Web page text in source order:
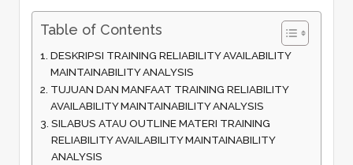
Table of Contents
DESKRIPSI TRAINING RELIABILITY AVAILABILITY
MAINTAINABILITY ANALYSIS
TUJUAN DAN MANFAAT TRAINING RELIABILITY
AVAILABILITY MAINTAINABILITY ANALYSIS
SILABUS ATAU OUTLINE MATERI TRAINING
RELIABILITY AVAILABILITY MAINTAINABILITY
ANALYSIS